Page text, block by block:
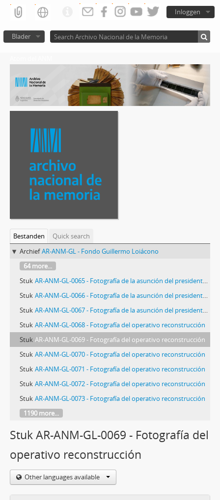
Inloggen
Blader
Bestanden
Quick search
Archief AR-ANM-GL - Fondo Guillermo Loiácono
64 more...
Stuk AR-ANM-GL-0065 - Fotografía de la asunción del presidente Héctor José Cámpora
Stuk AR-ANM-GL-0066 - Fotografía de la asunción del presidente Héctor José Cámpora
Stuk AR-ANM-GL-0067 - Fotografía de la asunción del presidente Héctor José Cámpora
Stuk AR-ANM-GL-0068 - Fotografía del operativo reconstrucción
Stuk AR-ANM-GL-0069 - Fotografía del operativo reconstrucción
Stuk AR-ANM-GL-0070 - Fotografía del operativo reconstrucción
Stuk AR-ANM-GL-0071 - Fotografía del operativo reconstrucción
Stuk AR-ANM-GL-0072 - Fotografía del operativo reconstrucción
Stuk AR-ANM-GL-0073 - Fotografía del operativo reconstrucción
1190 more...
Stuk AR-ANM-GL-0069 - Fotografía del
operativo reconstrucción
Other languages available